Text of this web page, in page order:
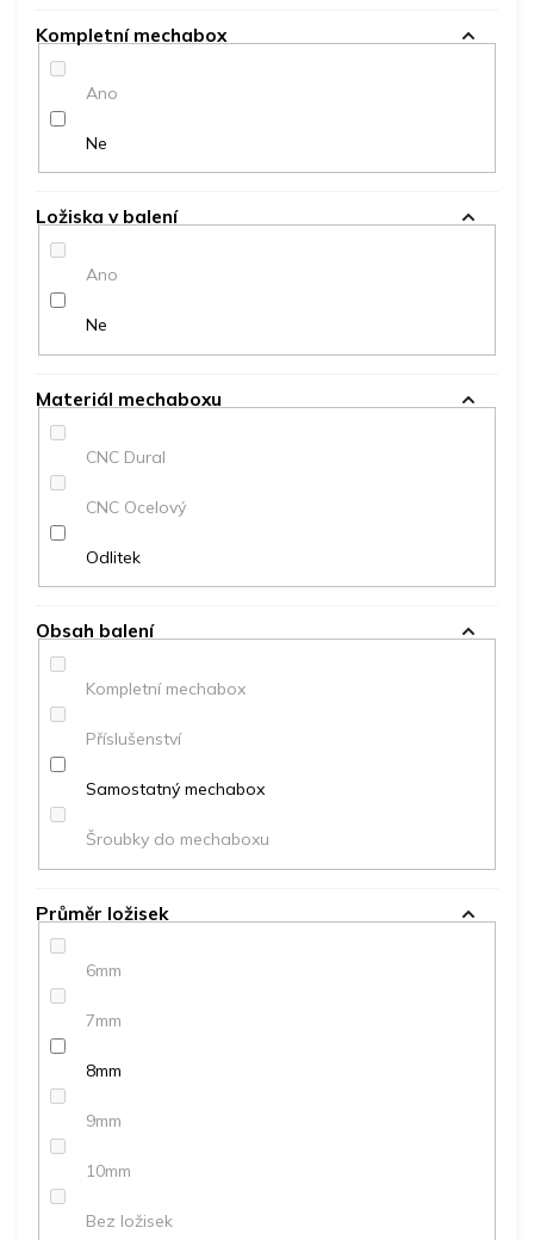
Kompletní mechabox
Ano
Ne
Ložiska v balení
Ano
Ne
Materiál mechaboxu
CNC Dural
CNC Ocelový
Odlitek
Obsah balení
Kompletní mechabox
Příslušenství
Samostatný mechabox
Šroubky do mechaboxu
Průměr ložisek
6mm
7mm
8mm
9mm
10mm
Bez ložisek